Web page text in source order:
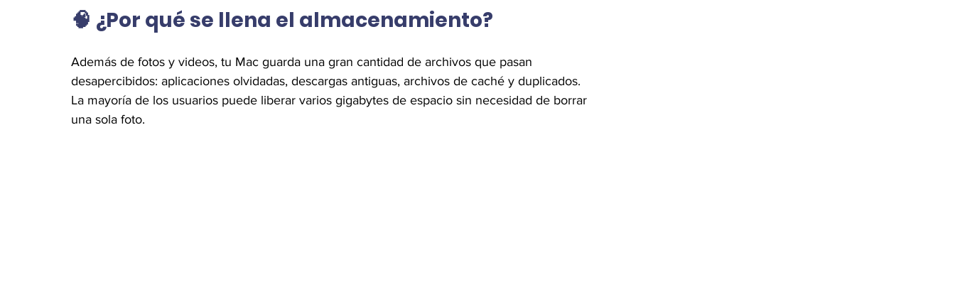
🧠 ¿Por qué se llena el almacenamiento?
Además de fotos y videos, tu Mac guarda una gran cantidad de archivos que pasan
desapercibidos: aplicaciones olvidadas, descargas antiguas, archivos de caché y duplicados.
La mayoría de los usuarios puede liberar varios gigabytes de espacio sin necesidad de borrar
una sola foto.